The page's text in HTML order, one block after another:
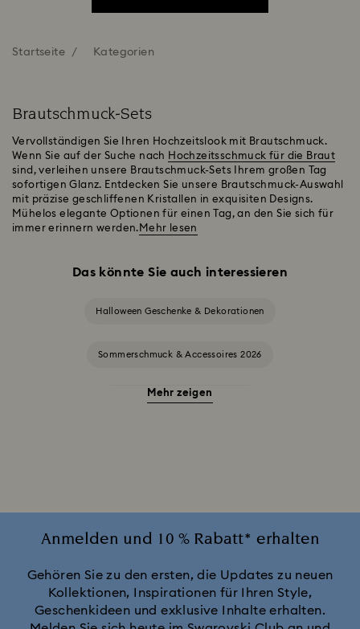
Startseite Kategorien
Brautschmuck-Sets
Vervollständigen Sie Ihren Hochzeitslook mit Brautschmuck.
Wenn Sie auf der Suche nach Hochzeitsschmuck für die Braut
sind, verleihen unsere Brautschmuck-Sets Ihrem großen Tag
sofortigen Glanz. Entdecken Sie unsere Brautschmuck-Auswahl
mit präzise geschliffenen Kristallen in exquisiten Designs.
Mühelos elegante Optionen für einen Tag, an den Sie sich für
immer erinnern werden. Mehr lesen
Das könnte Sie auch interessieren
Halloween Geschenke & Dekorationen
Sommerschmuck & Accessoires 2026
Alice in Wonderland Kollektion
Captain Marvel Figurinen- und Schmuckkollektion
Cheshire Cat Accessoires und Figurinen Chroma Kollektion
Mehr zeigen
Anmelden und 10 % Rabatt* erhalten
Gehören Sie zu den ersten, die Updates zu neuen
Kollektionen, Inspirationen für Ihren Style,
Geschenkideen und exklusive Inhalte erhalten.